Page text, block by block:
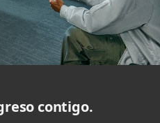
contigo.